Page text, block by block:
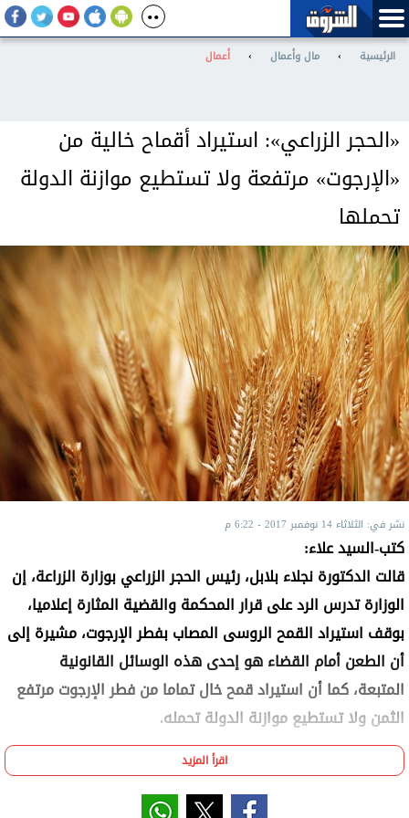
الرئيسية › مال وأعمال › أعمال
«الحجر الزراعي»: استيراد أقماح خالية من
«الإرجوت» مرتفعة ولا تستطيع موازنة الدولة
تحملها
نشر في: الثلاثاء 14 نوفمبر 2017 - 6:22 م
كتب-السيد علاء:
قالت الدكتورة نجلاء بلابل، رئيس الحجر الزراعي بوزارة الزراعة، إن
الوزارة تدرس الرد على قرار المحكمة والقضية المثارة إعلاميا،
بوقف استيراد القمح الروسى المصاب بفطر الإرجوت، مشيرة إلى
أن الطعن أمام القضاء هو إحدى هذه الوسائل القانونية
المتبعة، كما أن استيراد قمح خال تماما من فطر الإرجوت مرتفع
الثمن ولا تستطيع موازنة الدولة تحمله.
يشار إلى أن الدائرة الأولى بمحكمة القضاء الإدارى بمجلس
الدولة، برئاسة المستشار بخيت إسماعيل، نائب رئيس مجلس
اقرأ المزيد